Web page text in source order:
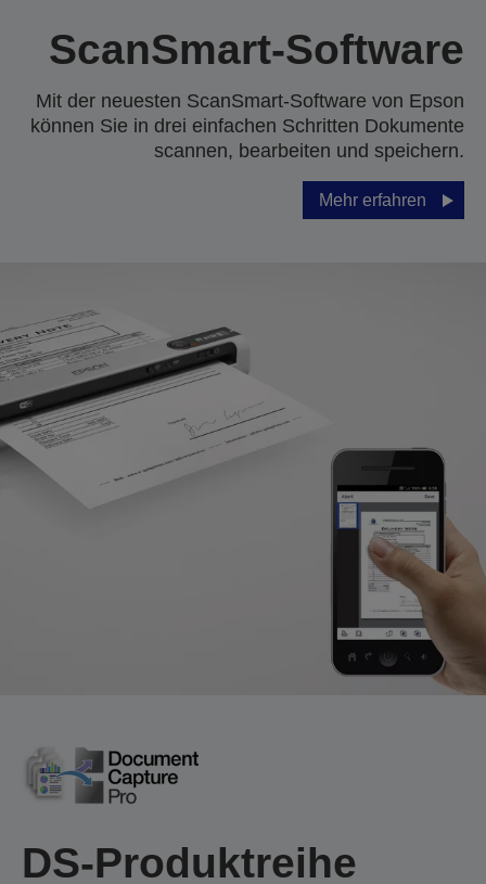
ScanSmart-Software
Mit der neuesten ScanSmart-Software von Epson
können Sie in drei einfachen Schritten Dokumente
scannen, bearbeiten und speichern.
Mehr erfahren
DS-Produktreihe